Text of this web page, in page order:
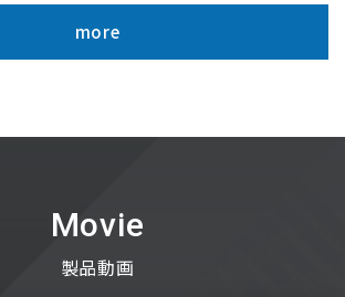
more
Movie
製品動画